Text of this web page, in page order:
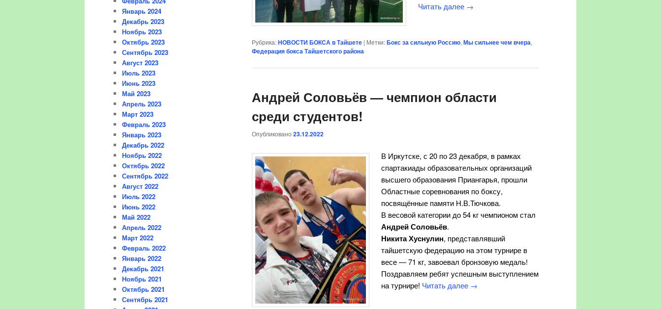
Читать далее →
Рубрика:НОВОСТИ БОКСА в Тайшете | Метки:Бокс за сильную Россию, Мы сильнее чем вчера,
Федерация бокса Тайшетского района
Андрей Соловьёв — чемпион области
среди студентов!
Опубликовано 23.12.2022
В Иркутске, с 20 по 23 декабря, в рамках
спартакиады образовательных организаций
высшего образования Приангарья, прошли
Областные соревнования по боксу,
посвящённые памяти Н.В.Тючкова.
В весовой категории до 54 кг чемпионом стал
Андрей Соловьёв.
Никита Хуснулин, представлявший
тайшетскую федерацию на этом турнире в
весе — 71 кг, завоевал бронзовую медаль!
Поздравляем ребят успешным выступлением
на турнире! Читать далее →
Январь 2024
Декабрь 2023
Ноябрь 2023
Октябрь 2023
Сентябрь 2023
Август 2023
Июль 2023
Июнь 2023
Май 2023
Апрель 2023
Март 2023
Февраль 2023
Январь 2023
Декабрь 2022
Ноябрь 2022
Октябрь 2022
Сентябрь 2022
Август 2022
Июль 2022
Июнь 2022
Май 2022
Апрель 2022
Март 2022
Февраль 2022
Январь 2022
Декабрь 2021
Ноябрь 2021
Октябрь 2021
Сентябрь 2021